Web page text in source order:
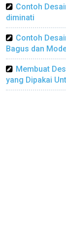
Contoh
diminati
Contoh
Bagus dan
Membuat
yang Dipakai